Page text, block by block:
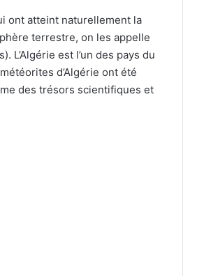
ont atteint naturellement la
terrestre, on les appelle
L’Algérie est l’un des pays du
d’Algérie ont été
des trésors scientifiques et